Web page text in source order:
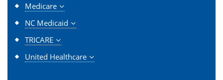
Medicare
NC Medicaid
TRICARE
United Healthcare